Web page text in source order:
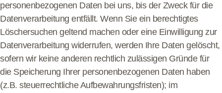
personenbezogenen Daten bei uns, bis der Zweck für die
Datenverarbeitung entfällt. Wenn Sie ein berechtigtes
Löschersuchen geltend machen oder eine Einwilligung zur
Datenverarbeitung widerrufen, werden Ihre Daten gelöscht,
sofern wir keine anderen rechtlich zulässigen Gründe für
die Speicherung Ihrer personenbezogenen Daten haben
(z.B. steuerrechtliche Aufbewahrungsfristen); im